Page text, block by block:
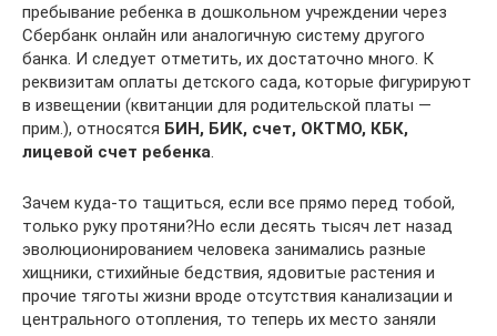
пребывание ребенка в дошкольном учреждении через
Сбербанк онлайн или аналогичную систему другого
банка. И следует отметить, их достаточно много. К
реквизитам оплаты детского сада, которые фигурируют
в извещении (квитанции для родительской платы —
прим.), относятся БИН, БИК, счет, ОКТМО, КБК,
лицевой счет ребенка
Зачем куда-то тащиться, если все прямо перед тобой,
только руку протяни?Но если десять тысяч лет назад
эволюционированием человека занимались разные
хищники, стихийные бедствия, ядовитые растения и
прочие тяготы жизни вроде отсутствия канализации и
центрального отопления, то теперь их место заняли